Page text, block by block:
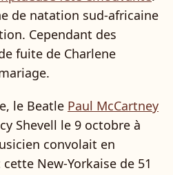
de natation sud-africaine
Cependant des
fuite de Charlene
le Beatle Paul McCartney
Shevell le 9 octobre à
convolait en
New-Yorkaise de 51